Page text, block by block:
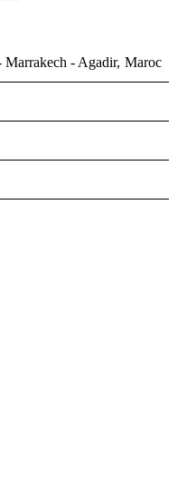
Marrakech - Agadir Maroc